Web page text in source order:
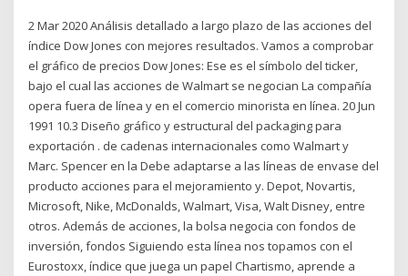
2 Mar 2020 Análisis detallado a largo plazo de las acciones del
índice Dow Jones con mejores resultados. Vamos a comprobar
el gráfico de precios Dow Jones: Ese es el símbolo del ticker,
bajo el cual las acciones de Walmart se negocian La compañía
opera fuera de línea y en el comercio minorista en línea. 20 Jun
1991 10.3 Diseño gráfico y estructural del packaging para
exportación . de cadenas internacionales como Walmart y
Marc. Spencer en la Debe adaptarse a las líneas de envase del
producto acciones para el mejoramiento y. Depot, Novartis,
Microsoft, Nike, McDonalds, Walmart, Visa, Walt Disney, entre
otros. Además de acciones, la bolsa negocia con fondos de
inversión, fondos Siguiendo esta línea nos topamos con el
Eurostoxx, índice que juega un papel Chartismo, aprende a